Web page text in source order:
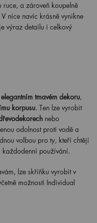
ruce, a zároveň koupelně
nice navíc krásně vynikne
výraz detailu i celkový
elegantním tmavém dekoru,
korpusu. Ten lze vyrobit
nebo
odolnost proti vodě a
volbou pro ty, kteří chtějí
používání.
lze skříňku vyrobit v
možnosti Individual